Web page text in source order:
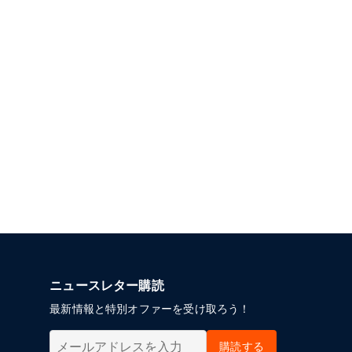
ニュースレター購読
最新情報と特別オファーを受け取ろう！
購読する